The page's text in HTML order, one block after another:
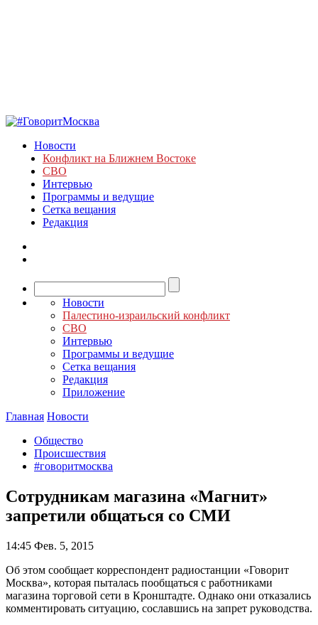
Новости
Конфликт на Ближнем Востоке
СВО
Интервью
Программы и ведущие
Сетка вещания
Редакция
Новости
Палестино-израильский конфликт
СВО
Интервью
Программы и ведущие
Сетка вещания
Редакция
Приложение
Главная Новости
Общество
Происшествия
#говоритмосква
Сотрудникам магазина «Магнит»
запретили общаться со СМИ
14:45 Фев. 5, 2015
Об этом сообщает корреспондент радиостанции «Говорит
Москва», которая пыталась пообщаться с работниками
магазина торговой сети в Кронштадте. Однако они отказались
комментировать ситуацию, сославшись на запрет руководства.